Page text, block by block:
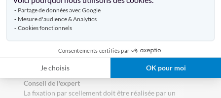
Partage de données avec Google
Mesure d'audience & Analytics
Cookies fonctionnels
Consentements certifiés par
Je choisis OK pour moi
• Passage : 4 m (1 ventail) / 6-10 m (2 ventaux) | Hauteur
limitation : 210 cm
• Section poteau : 200 × 200 × 5 mm | Section traverse :
cadenas inviolable par ventail
• Panneau limitation : Non fourni (à prévoir séparément)
Conseil de l'expert
La fixation par scellement doit être réalisée par un